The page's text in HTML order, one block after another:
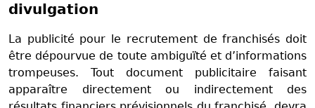
divulgation
La publicité pour le recrutement de franchisés doit
être dépourvue de toute ambiguïté et d’informations
trompeuses. Tout document publicitaire faisant
apparaître directement ou indirectement des